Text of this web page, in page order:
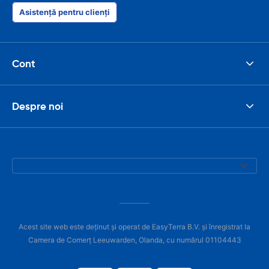
Asistență pentru clienți
Cont
Despre noi
Acest site web este deținut și operat de EasyTerra B.V. și înregistrat la
Camera de Comerț Leeuwarden, Olanda, cu numărul 01104443